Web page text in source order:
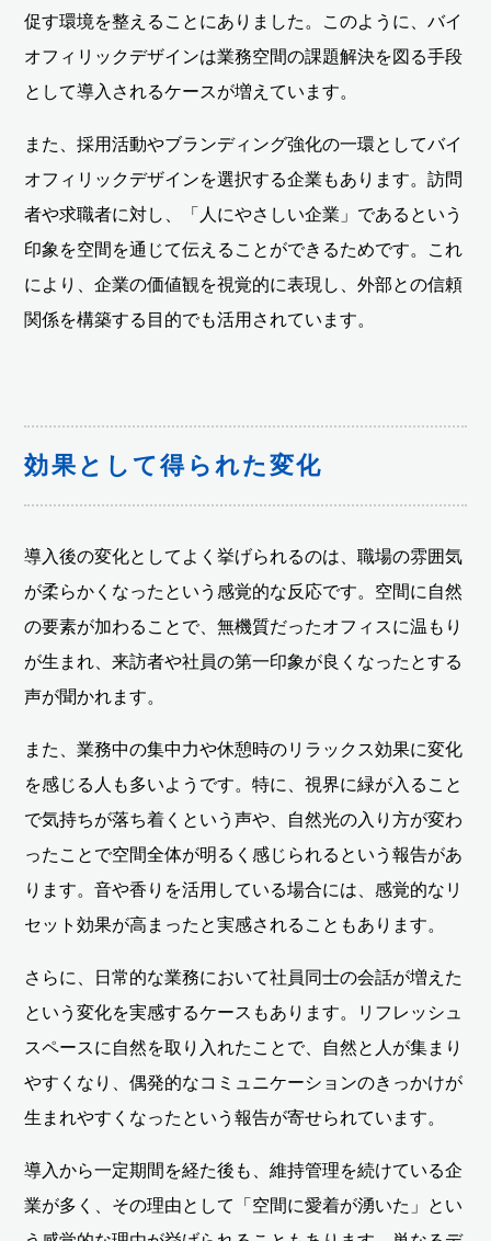
促す環境を整えることにありました。このように、バイ
オフィリックデザインは業務空間の課題解決を図る手段
として導入されるケースが増えています。
また、採用活動やブランディング強化の一環としてバイ
オフィリックデザインを選択する企業もあります。訪問
者や求職者に対し、「人にやさしい企業」であるという
印象を空間を通じて伝えることができるためです。これ
により、企業の価値観を視覚的に表現し、外部との信頼
関係を構築する目的でも活用されています。
効果として得られた変化
導入後の変化としてよく挙げられるのは、職場の雰囲気
が柔らかくなったという感覚的な反応です。空間に自然
の要素が加わることで、無機質だったオフィスに温もり
が生まれ、来訪者や社員の第一印象が良くなったとする
声が聞かれます。
また、業務中の集中力や休憩時のリラックス効果に変化
を感じる人も多いようです。特に、視界に緑が入ること
で気持ちが落ち着くという声や、自然光の入り方が変わ
ったことで空間全体が明るく感じられるという報告があ
ります。音や香りを活用している場合には、感覚的なリ
セット効果が高まったと実感されることもあります。
さらに、日常的な業務において社員同士の会話が増えた
という変化を実感するケースもあります。リフレッシュ
スペースに自然を取り入れたことで、自然と人が集まり
やすくなり、偶発的なコミュニケーションのきっかけが
生まれやすくなったという報告が寄せられています。
導入から一定期間を経た後も、維持管理を続けている企
業が多く、その理由として「空間に愛着が湧いた」とい